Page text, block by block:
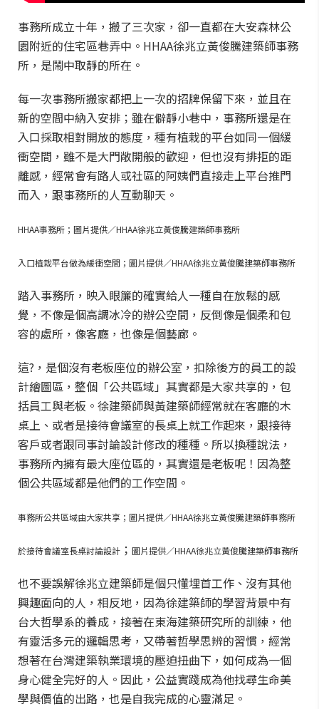
事務所成立十年，搬了三次家，卻一直都在大安森林公
園附近的住宅區巷弄中。HHAA徐兆立黃俊騰建築師事務
所，是鬧中取靜的所在。
每一次事務所搬家都把上一次的招牌保留下來，並且在
新的空間中納入安排；雖在僻靜小巷中，事務所還是在
入口採取相對開放的態度，種有植栽的平台如同一個緩
衝空間，雖不是大門敞開般的歡迎，但也沒有排拒的距
離感，經常會有路人或社區的阿姨們直接走上平台推門
而入，跟事務所的人互動聊天。
HHAA事務所；圖片提供／HHAA徐兆立黃俊騰建築師事務所
入口植栽平台做為緩衝空間；圖片提供／HHAA徐兆立黃俊騰建築師事務所
踏入事務所，映入眼簾的確實給人一種自在放鬆的感
覺，不像是個高調冰冷的辦公空間，反倒像是個柔和包
容的處所，像客廳，也像是個藝廊。
這?，是個沒有老板座位的辦公室，扣除後方的員工的設
計繪圖區，整個「公共區域」其實都是大家共享的，包
括員工與老板。徐建築師與黃建築師經常就在客廳的木
桌上、或者是接待會議室的長桌上就工作起來，跟接待
客戶或者跟同事討論設計修改的種種。所以換種說法，
事務所內擁有最大座位區的，其實還是老板呢！因為整
個公共區域都是他們的工作空間。
事務所公共區域由大家共享；圖片提供／HHAA徐兆立黃俊騰建築師事務所
於接待會議室長桌討論設計 ； 圖片提供／HHAA徐兆立黃俊騰建築師事務所
也不要誤解徐兆立建築師是個只懂埋首工作、沒有其他
興趣面向的人，相反地，因為徐建築師的學習背景中有
台大哲學系的養成，接著在東海建築研究所的訓練，他
有靈活多元的邏輯思考，又帶著哲學思辨的習慣，經常
想著在台灣建築執業環境的壓迫扭曲下，如何成為一個
身心健全完好的人。因此，公益實踐成為他找尋生命美
學與價值的出路，也是自我完成的心靈滿足。